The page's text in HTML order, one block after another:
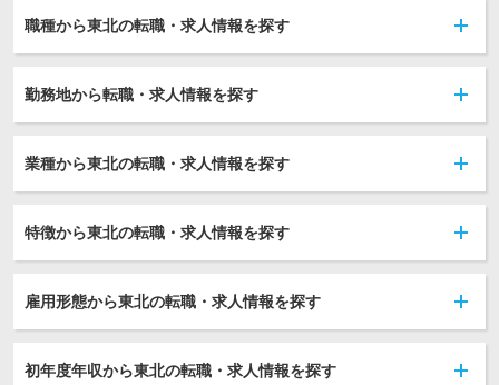
職種から東北の転職・求人情報を探す
勤務地から転職・求人情報を探す
業種から東北の転職・求人情報を探す
特徴から東北の転職・求人情報を探す
雇用形態から東北の転職・求人情報を探す
初年度年収から東北の転職・求人情報を探す